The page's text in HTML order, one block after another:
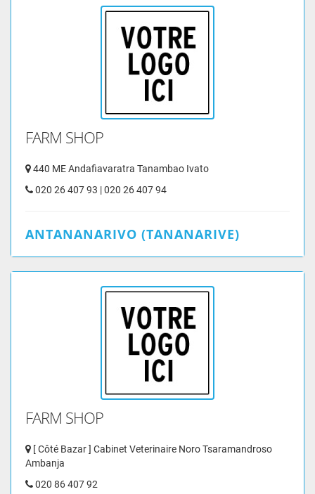
FARM SHOP
440 ME Andafiavaratra Tanambao Ivato
020 26 407 93 | 020 26 407 94
ANTANANARIVO (TANANARIVE)
FARM SHOP
[ Côté Bazar ] Cabinet Veterinaire Noro Tsaramandroso
Ambanja
020 86 407 92